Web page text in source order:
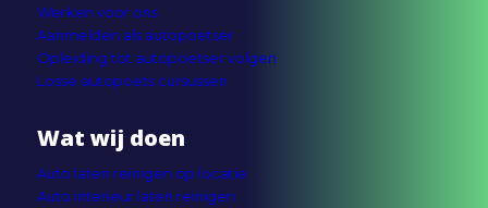
Werken voor ons
Aanmelden als autopoetser
Opleiding tot autopoetser volgen
Losse autopoets cursussen
Wat wij doen
Auto laten reinigen op locatie
Auto interieur laten reinigen